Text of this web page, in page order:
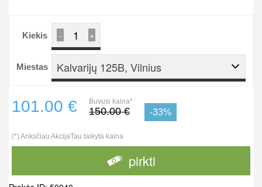
Kiekis - +
Miestas Kalvarijų 125B, Vilnius
101.00 € Buvusi kaina*
150.00 € -33%
(*) Anksčiau AkcijaTau taikyta kaina
pirkti